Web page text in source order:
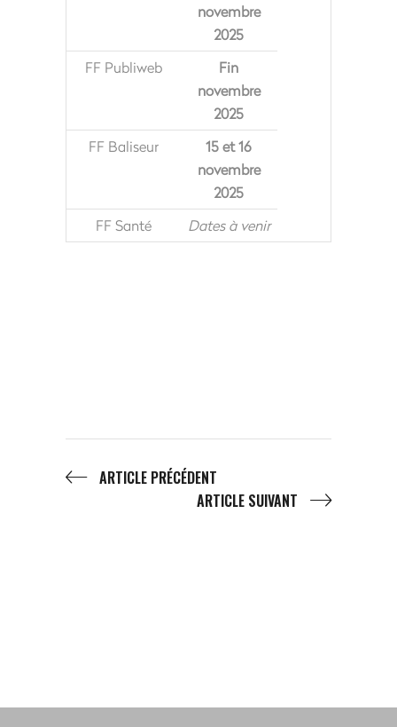
novembre
2025
FF Publiweb
Fin
novembre
2025
FF Baliseur
15 et 16
novembre
2025
FF Santé
Dates à venir
ARTICLE PRÉCÉDENT
ARTICLE SUIVANT